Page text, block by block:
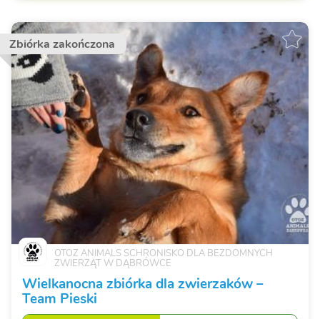
Zbiórka zakończona
OTOZ ANIMALS SCHRONISKO DLA BEZDOMNYCH
ZWIERZĄT W DĄBRÓWCE
Wielkanocna zbiórka dla zwierzaków –
Team Pieski